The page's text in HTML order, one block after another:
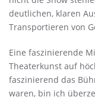
deutlichen, klaren
Transportieren von
Eine faszinierende
Theaterkunst auf
faszinierend das
waren, bin ich